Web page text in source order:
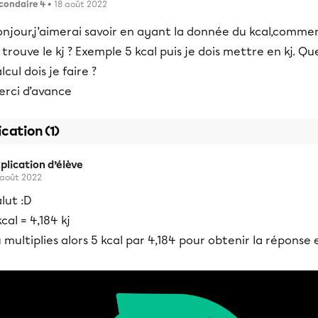
4 • 18 août 2022
savoir en ayant la donnée du
le kj ? Exemple 5 kcal puis je dois mettre en kj.
dois je faire ?
d’avance
(1)
d’élève
2022
:D
= 4,184 kj
multiplies alors 5 kcal par 4,184 pour obtenir la réponse